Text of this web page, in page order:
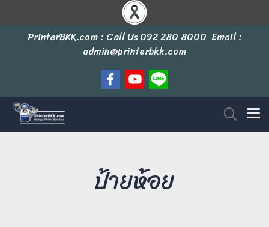
PrinterBKK.com : Call Us092 280 8000 Email :
admin@printerbkk.com
ป้ายห้อย